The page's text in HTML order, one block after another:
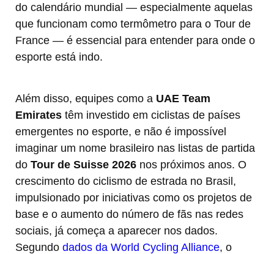
do calendário mundial — especialmente aquelas
que funcionam como termômetro para o Tour de
France — é essencial para entender para onde o
esporte está indo.
Além disso, equipes como a UAE Team
Emirates têm investido em ciclistas de países
emergentes no esporte, e não é impossível
imaginar um nome brasileiro nas listas de partida
do Tour de Suisse 2026 nos próximos anos. O
crescimento do ciclismo de estrada no Brasil,
impulsionado por iniciativas como os projetos de
base e o aumento do número de fãs nas redes
sociais, já começa a aparecer nos dados.
Segundo dados da World Cycling Alliance, o